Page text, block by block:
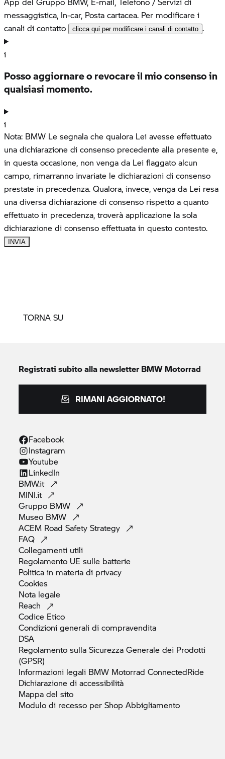
TORNA SU
Registrati subito alla newsletterBMW Motorrad
RIMANI AGGIORNATO!
Facebook
Instagram
Youtube
LinkedIn
BMW.it
MINI.it
Gruppo BMW
Museo BMW
ACEM Road SafetyStrategy
FAQ
Collegamenti utili
Regolamento UE sulle batterie
Politica in materia di privacy
Cookies
Nota legale
Reach
Codice Etico
Condizioni generali dicompravendita
DSA
Regolamento sulla Sicurezza Generale dei Prodotti
(GPSR)
Informazioni legali BMW Motorrad ConnectedRide
Dichiarazione diaccessibilità
Mappa delsito
Modulo di recesso per ShopAbbigliamento